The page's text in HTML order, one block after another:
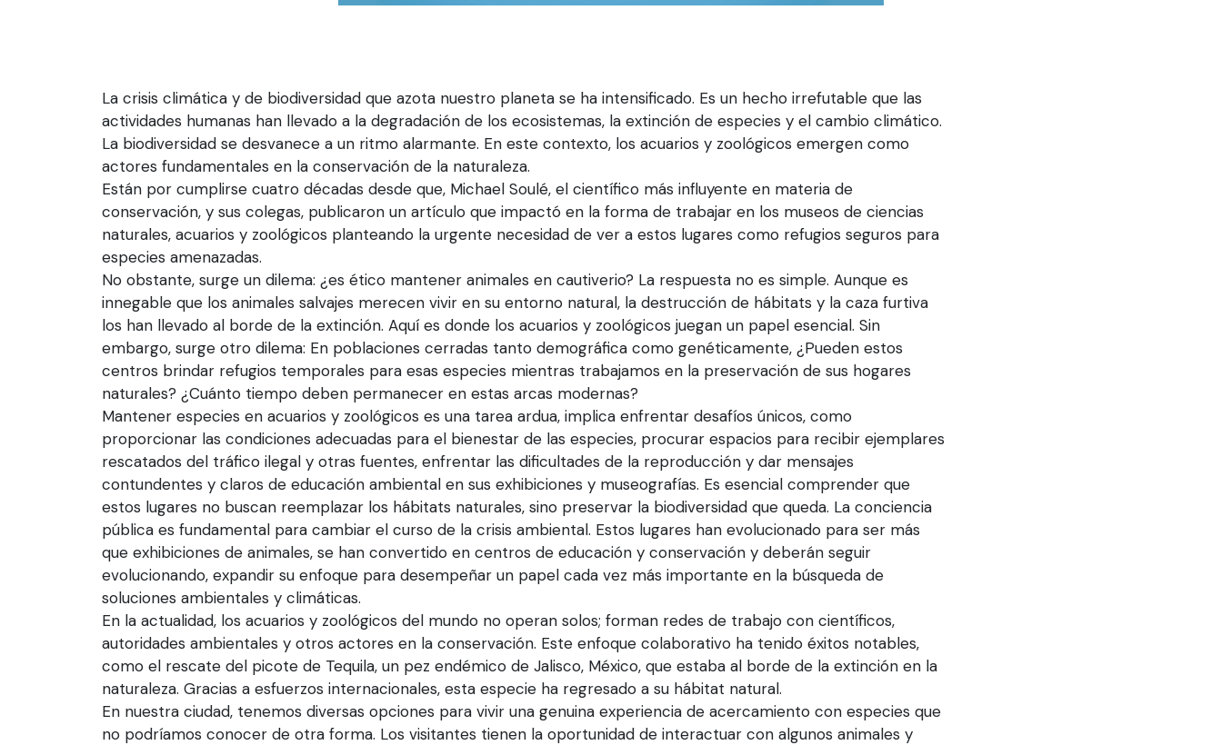
La crisis climática y de biodiversidad que azota nuestro planeta se ha intensificado. Es un hecho irrefutable que las
actividades humanas han llevado a la degradación de los ecosistemas, la extinción de especies y el cambio climático.
La biodiversidad se desvanece a un ritmo alarmante. En este contexto, los acuarios y zoológicos emergen como
actores fundamentales en la conservación de la naturaleza.
Están por cumplirse cuatro décadas desde que, Michael Soulé, el científico más influyente en materia de
conservación, y sus colegas, publicaron un artículo que impactó en la forma de trabajar en los museos de ciencias
naturales, acuarios y zoológicos planteando la urgente necesidad de ver a estos lugares como refugios seguros para
especies amenazadas.
No obstante, surge un dilema: ¿es ético mantener animales en cautiverio? La respuesta no es simple. Aunque es
innegable que los animales salvajes merecen vivir en su entorno natural, la destrucción de hábitats y la caza furtiva
los han llevado al borde de la extinción. Aquí es donde los acuarios y zoológicos juegan un papel esencial. Sin
embargo, surge otro dilema: En poblaciones cerradas tanto demográfica como genéticamente, ¿Pueden estos
centros brindar refugios temporales para esas especies mientras trabajamos en la preservación de sus hogares
naturales? ¿Cuánto tiempo deben permanecer en estas arcas modernas?
Mantener especies en acuarios y zoológicos es una tarea ardua, implica enfrentar desafíos únicos, como
proporcionar las condiciones adecuadas para el bienestar de las especies, procurar espacios para recibir ejemplares
rescatados del tráfico ilegal y otras fuentes, enfrentar las dificultades de la reproducción y dar mensajes
contundentes y claros de educación ambiental en sus exhibiciones y museografías. Es esencial comprender que
estos lugares no buscan reemplazar los hábitats naturales, sino preservar la biodiversidad que queda. La conciencia
pública es fundamental para cambiar el curso de la crisis ambiental. Estos lugares han evolucionado para ser más
que exhibiciones de animales, se han convertido en centros de educación y conservación y deberán seguir
evolucionando, expandir su enfoque para desempeñar un papel cada vez más importante en la búsqueda de
soluciones ambientales y climáticas.
En la actualidad, los acuarios y zoológicos del mundo no operan solos; forman redes de trabajo con científicos,
autoridades ambientales y otros actores en la conservación. Este enfoque colaborativo ha tenido éxitos notables,
como el rescate del picote de Tequila, un pez endémico de Jalisco, México, que estaba al borde de la extinción en la
naturaleza. Gracias a esfuerzos internacionales, esta especie ha regresado a su hábitat natural.
En nuestra ciudad, tenemos diversas opciones para vivir una genuina experiencia de acercamiento con especies que
no podríamos conocer de otra forma. Los visitantes tienen la oportunidad de interactuar con algunos animales y